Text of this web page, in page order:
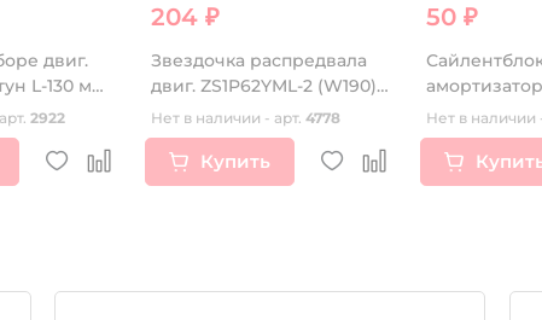
двиг.
2922
204 ₽
Звездочка распредвала
двиг. ZS1P62YML-2 (W190)
CN
Нет в наличии - арт. 4778
Купить
50 ₽
HORZA
Нет в наличии